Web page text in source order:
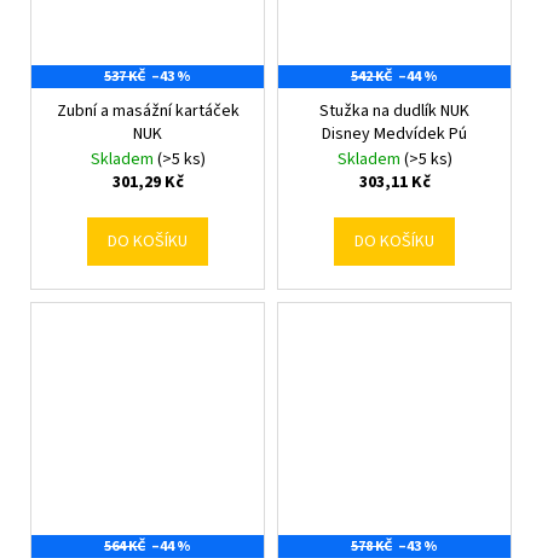
537 KČ –43 %
Zubní a masážní kartáček
NUK
Skladem (>5 ks)
301,29 Kč
DO KOŠÍKU
542 KČ –44 %
Stužka na dudlík NUK
Disney Medvídek Pú
Skladem (>5 ks)
303,11 Kč
DO KOŠÍKU
564 KČ –44 % 578 KČ –43 %